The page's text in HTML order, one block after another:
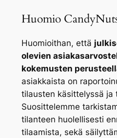
Huomio
Huomioithan, että
olevien
kokemusten
asiakkaista on
tilausten käsittelyssä ja
Suosittelemme
tilanteen huolellisesti
tilaamista, sekä